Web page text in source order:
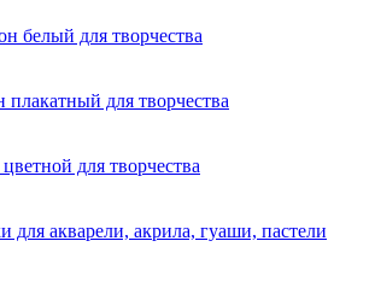
белый для творчества
плакатный для творчества
для творчества
для акварели, акрила, гуаши, пастели